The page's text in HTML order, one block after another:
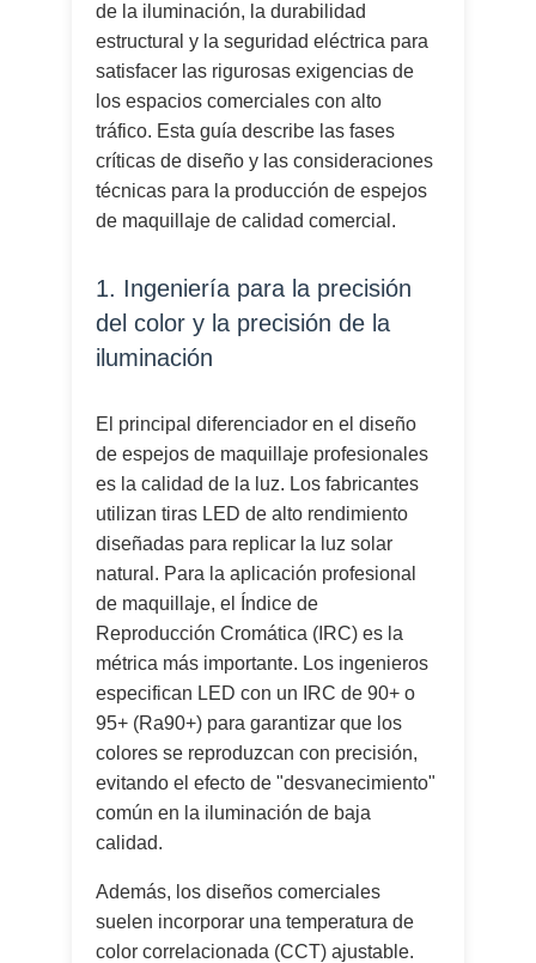
de la iluminación, la durabilidad
estructural y la seguridad eléctrica para
satisfacer las rigurosas exigencias de
los espacios comerciales con alto
tráfico. Esta guía describe las fases
críticas de diseño y las consideraciones
técnicas para la producción de espejos
de maquillaje de calidad comercial.
1. Ingeniería para la precisión
del color y la precisión de la
iluminación
El principal diferenciador en el diseño
de espejos de maquillaje profesionales
es la calidad de la luz. Los fabricantes
utilizan tiras LED de alto rendimiento
diseñadas para replicar la luz solar
natural. Para la aplicación profesional
de maquillaje, el Índice de
Reproducción Cromática (IRC) es la
métrica más importante. Los ingenieros
especifican LED con un IRC de 90+ o
95+ (Ra90+) para garantizar que los
colores se reproduzcan con precisión,
evitando el efecto de "desvanecimiento"
común en la iluminación de baja
calidad.
Además, los diseños comerciales
suelen incorporar una temperatura de
color correlacionada (CCT) ajustable.